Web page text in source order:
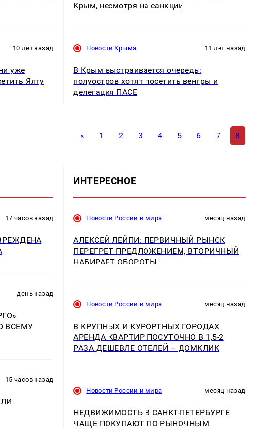
10 лет назад
уже
Ялту
Крым, несмотря на санкции
Новости Крыма 11 лет назад
В Крым выстраивается очередь:
полуостров хотят посетить венгры и
делегация ПАСЕ
« 1 2 3 4 5 6 7 8
17 часов назад
день назад
ВСЕМУ
15 часов назад
ИНТЕРЕСНОЕ
Новости России и мира месяц назад
АЛЕКСЕЙ ЛЕЙПИ: ПЕРВИЧНЫЙ РЫНОК
ПЕРЕГРЕТ ПРЕДЛОЖЕНИЕМ, ВТОРИЧНЫЙ
НАБИРАЕТ ОБОРОТЫ
Новости России и мира месяц назад
В КРУПНЫХ И КУРОРТНЫХ ГОРОДАХ
АРЕНДА КВАРТИР ПОСУТОЧНО В 1,5-2
РАЗА ДЕШЕВЛЕ ОТЕЛЕЙ – ДОМКЛИК
Новости России и мира месяц назад
НЕДВИЖИМОСТЬ В САНКТ-ПЕТЕРБУРГЕ
ЧАЩЕ ПОКУПАЮТ ПО РЫНОЧНЫМ